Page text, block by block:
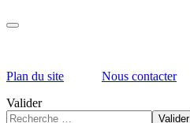
Plan du site
Nous contacter
Valider
Valider